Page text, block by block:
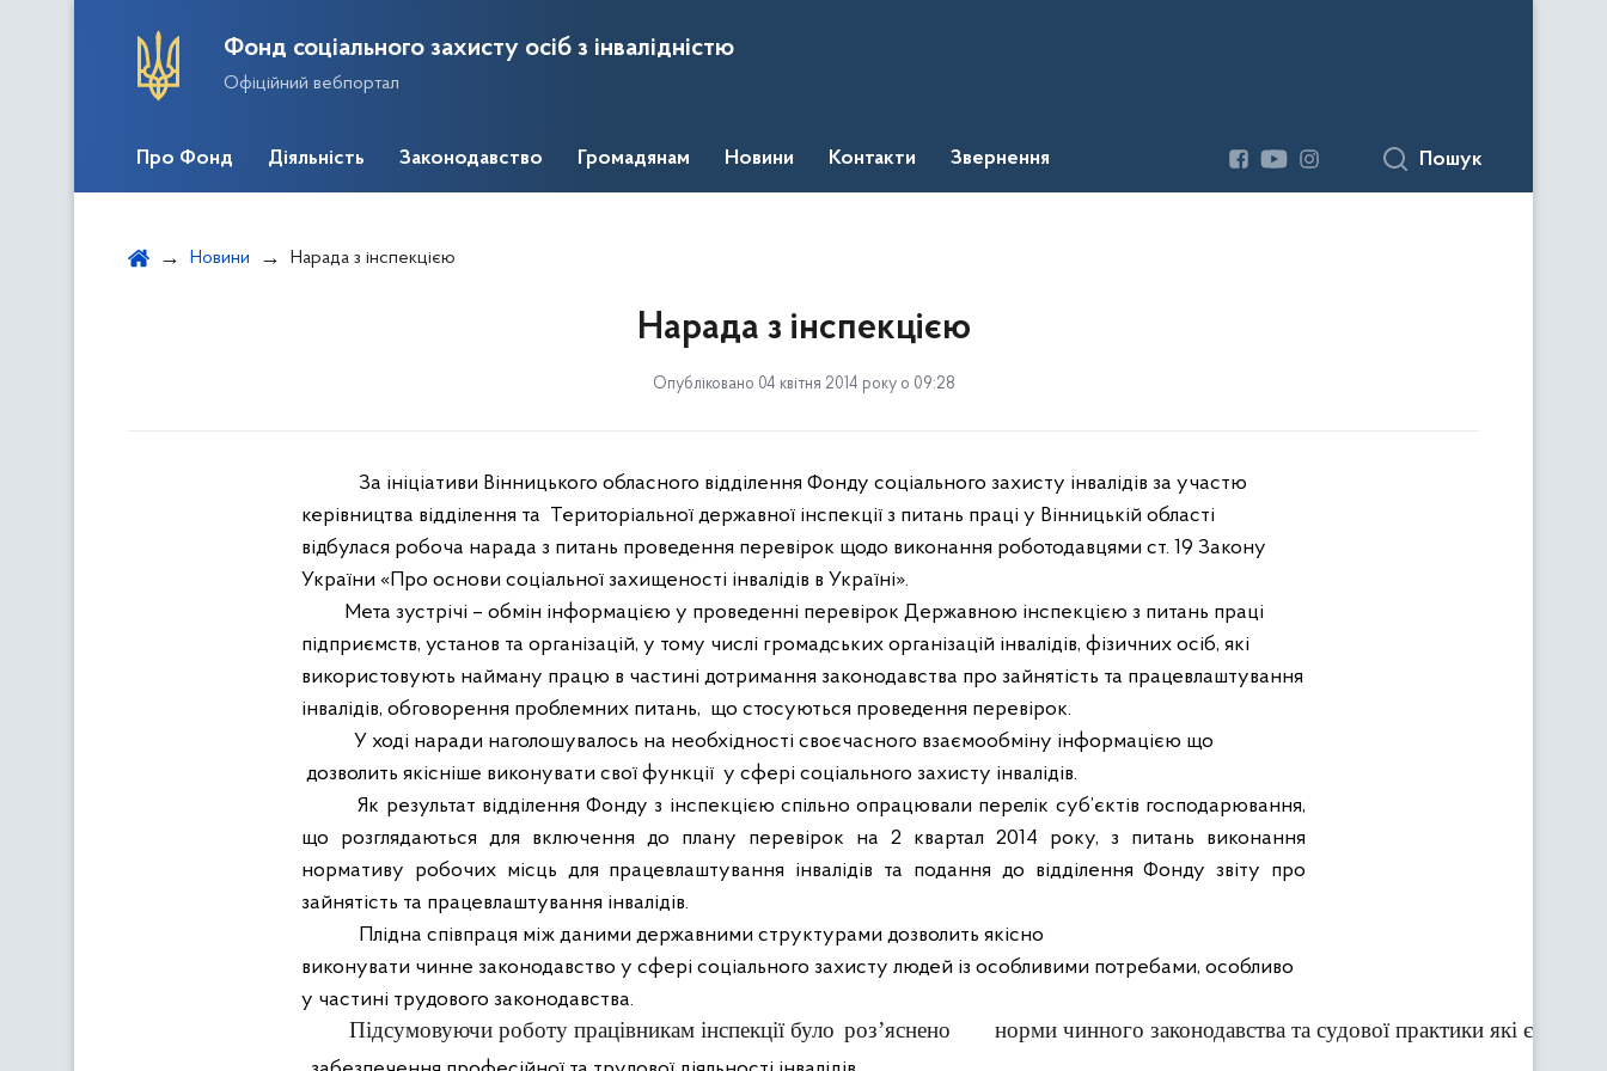
Фонд соціального захисту осіб з інвалідністю
Офіційний вебпортал
Про Фонд Діяльність Законодавство Громадянам Новини Контакти Звернення Пошук
Новини Нарада з інспекцією
Нарада з інспекцією
Опубліковано 04 квітня 2014 року о 09:28
За ініціативи Вінницького обласного відділення Фонду соціального захисту інвалідів за участю
керівництва відділення та Територіальної державної інспекції з питань праці у Вінницькій області
відбулася робоча нарада з питань проведення перевірок щодо виконання роботодавцями ст. 19 Закону
України «Про основи соціальної захищеності інвалідів в Україні».
Мета зустрічі – обмін інформацією у проведенні перевірок Державною інспекцією з питань праці
підприємств, установ та організацій, у тому числі громадських організацій інвалідів, фізичних осіб, які
використовують найману працю в частині дотримання законодавства про зайнятість та працевлаштування
інвалідів, обговорення проблемних питань, що стосуються проведення перевірок.
У ході наради наголошувалось на необхідності своєчасного взаємообміну інформацією що
дозволить якісніше виконувати свої функції у сфері соціального захисту інвалідів.
Як результат відділення Фонду з інспекцією спільно опрацювали перелік суб’єктів господарювання,
що розглядаються для включення до плану перевірок на 2 квартал 2014 року, з питань виконання
нормативу робочих місць для працевлаштування інвалідів та подання до відділення Фонду звіту про
зайнятість та працевлаштування інвалідів.
Плідна співпраця між даними державними структурами дозволить якісно
виконувати чинне законодавство у сфері соціального захисту людей із особливими потребами, особливо
у частині трудового законодавства.
Підсумовуючи роботу працівникам інспекції було роз’яснено норми чинного законодавства та судової практики які є